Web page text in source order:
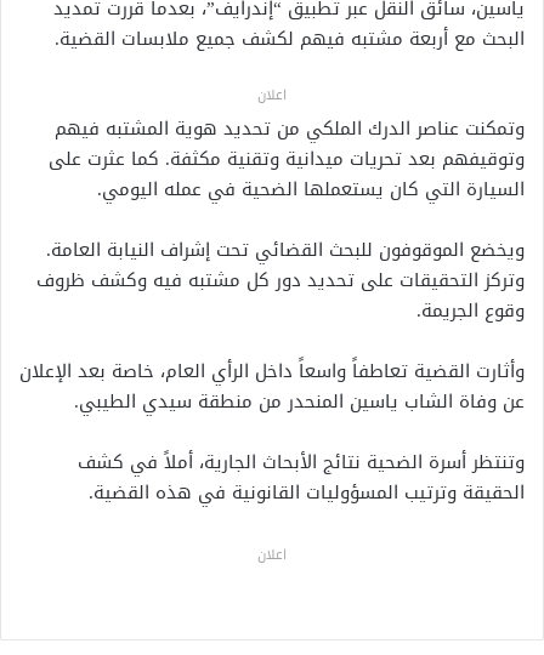
ياسين، سائق النقل عبر تطبيق “إندرايف”، بعدما قررت تمديد
البحث مع أربعة مشتبه فيهم لكشف جميع ملابسات القضية.
اعلان
وتمكنت عناصر الدرك الملكي من تحديد هوية المشتبه فيهم
وتوقيفهم بعد تحريات ميدانية وتقنية مكثفة. كما عثرت على
السيارة التي كان يستعملها الضحية في عمله اليومي.
ويخضع الموقوفون للبحث القضائي تحت إشراف النيابة العامة.
وتركز التحقيقات على تحديد دور كل مشتبه فيه وكشف ظروف
وقوع الجريمة.
وأثارت القضية تعاطفاً واسعاً داخل الرأي العام، خاصة بعد الإعلان
عن وفاة الشاب ياسين المنحدر من منطقة سيدي الطيبي.
وتنتظر أسرة الضحية نتائج الأبحاث الجارية، أملاً في كشف
الحقيقة وترتيب المسؤوليات القانونية في هذه القضية.
اعلان